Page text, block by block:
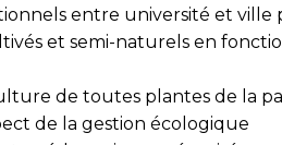
entre université et
et semi-naturels en
de toutes plantes de la
de la gestion écologique